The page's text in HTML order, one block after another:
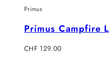
Primus
Primus Campfire L
Regulärer
CHF 129.00